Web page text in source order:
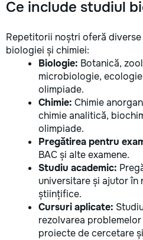
Ce include studiul
Repetitorii noștri oferă
biologiei și chimiei:
Biologie: Botanică,
microbiologie,
olimpiade.
Chimie: Chimie
chimie analitică,
olimpiade.
Pregătirea pentru
BAC și alte examene.
Studiu academic:
universitare și ajutor
științifice.
Cursuri aplicate:
rezolvarea
proiecte de cercetare